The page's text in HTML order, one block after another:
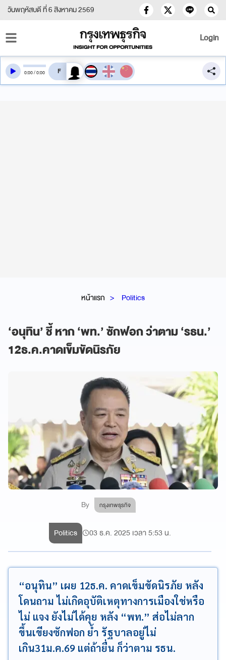
วันพฤหัสบดี ที่ 6 สิงหาคม 2569
Login
หน้าแรก Politics
‘อนุทิน’ ชี้ หาก ‘พท.’ ซักฟอก ว่าตาม ‘รธน.’
12ธ.ค.คาดเข็มขัดนิรภัย
By กรุงเทพธุรกิจ
0:00/0:00 สลับเสียงอ่าน
Politics 03 ธ.ค. 2025 เวลา 5:53 น.
“อนุทิน” เผย 12ธ.ค. คาดเข็มขัดนิรภัย หลัง
โดนถาม ไม่เกิดอุบัติเหตุทางการเมืองใช่หรือ
ไม่ แจง ยังไม่ได้คุย หลัง “พท.” ส่อไม่ลาก
ขึ้นเขียงซักฟอก ย้ำ รัฐบาลอยู่ไม่
เกิน31ม.ค.69 แต่ถ้ายื่น ก็ว่าตาม รธน.